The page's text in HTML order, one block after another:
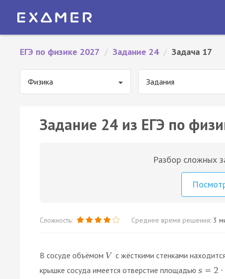
ЕГЭ по физике 2027 / Задание 24 / Задача 17
Физика Задания
Задание 24 из ЕГЭ по
Разбор сложных
Сложность: Среднее время решения: 3
В сосуде объёмом V с жёсткими стенками
крышке сосуда имеется отверстие площадью s = 2 ·